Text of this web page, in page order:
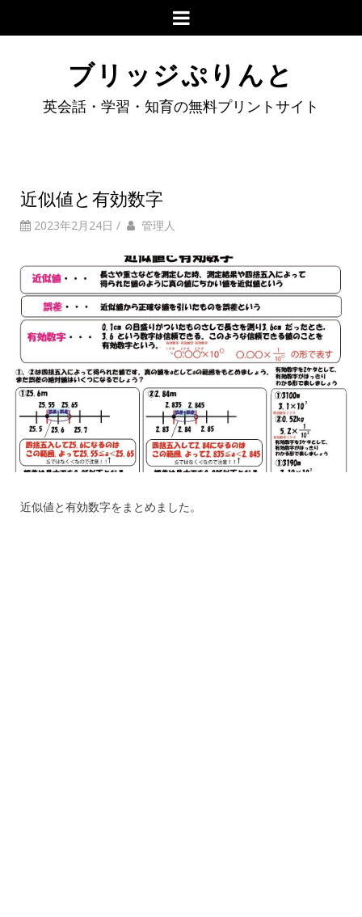
ブリッジぷりんと
英会話・学習・知育の無料プリントサイト
近似値と有効数字
2023年2月24日 / 管理人
近似値と有効数字をまとめました。